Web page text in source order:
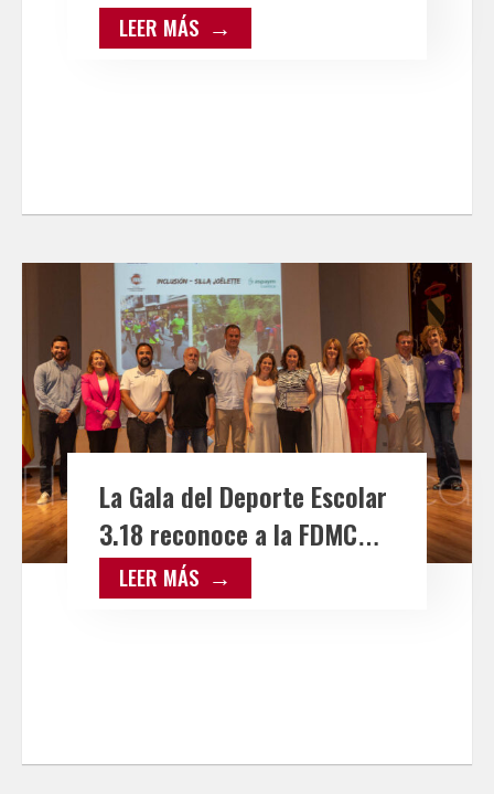
LEER MÁS
La Gala del Deporte Escolar
3.18 reconoce a la FDMCM y
a ASPAYM por su labor de
inclusión en el senderismo
LEER MÁS